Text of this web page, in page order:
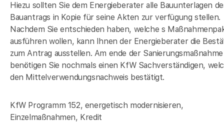
Hiezu sollten Sie dem Energieberater alle Bauunterlagen
Bauantrags in Kopie für seine Akten zur verfügung stellen.
Nachdem Sie entschieden haben, welche s
ausführen wollen, kann Ihnen der Energieberater die
zum Antrag ausstellen. Am ende der Sanierungsmaßnahme
benötigen Sie nochmals einen KfW Sachverständigen,
den Mittelverwendungsnachweis bestätigt.
KfW Programm 152, energetisch modernisieren,
Einzelmaßnahmen, Kredit